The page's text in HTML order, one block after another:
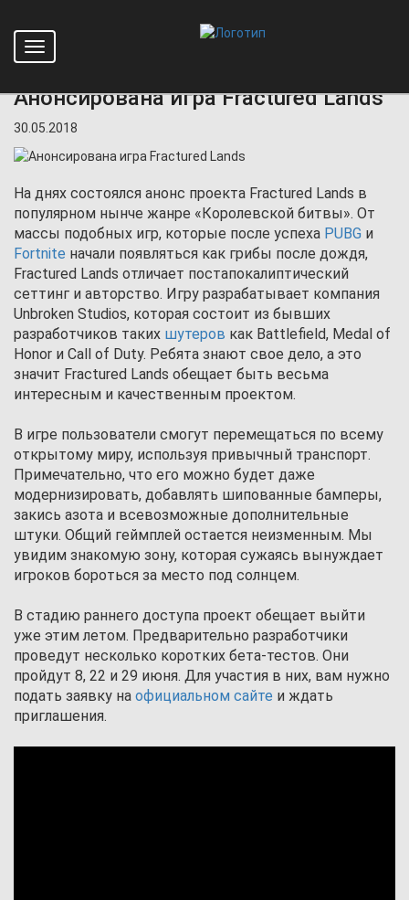
Toggle
navigation
Главная
Анонсирована игра Fractured Lands
30.05.2018
На днях состоялся анонс проекта Fractured Lands в
популярном нынче жанре «Королевской битвы». От
массы подобных игр, которые после успеха PUBG и
Fortnite начали появляться как грибы после дождя,
Fractured Lands отличает постапокалиптический
сеттинг и авторство. Игру разрабатывает компания
Unbroken Studios, которая состоит из бывших
разработчиков таких шутеров как Battlefield, Medal of
Honor и Call of Duty. Ребята знают свое дело, а это
значит Fractured Lands обещает быть весьма
интересным и качественным проектом.
В игре пользователи смогут перемещаться по всему
открытому миру, используя привычный транспорт.
Примечательно, что его можно будет даже
модернизировать, добавлять шипованные бамперы,
закись азота и всевозможные дополнительные
штуки. Общий геймплей остается неизменным. Мы
увидим знакомую зону, которая сужаясь вынуждает
игроков бороться за место под солнцем.
В стадию раннего доступа проект обещает выйти
уже этим летом. Предварительно разработчики
проведут несколько коротких бета-тестов. Они
пройдут 8, 22 и 29 июня. Для участия в них, вам нужно
подать заявку на официальном сайте и ждать
приглашения.